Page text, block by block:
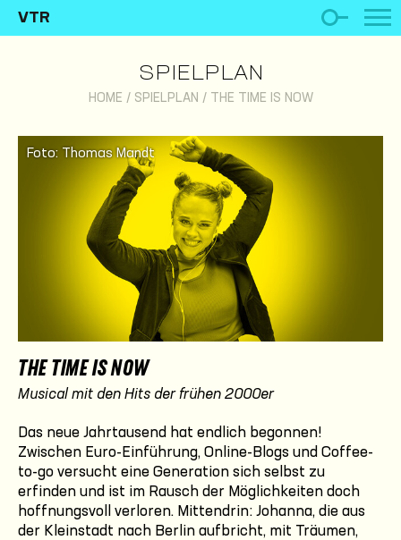
VTR
SPIELPLAN
HOME / SPIELPLAN / THE TIME IS NOW
Foto: Thomas Mandt
THE TIME IS NOW
Musical mit den Hits der frühen 2000er
Das neue Jahrtausend hat endlich begonnen!
Zwischen Euro-Einführung, Online-Blogs und Coffee-
to-go versucht eine Generation sich selbst zu
erfinden und ist im Rausch der Möglichkeiten doch
hoffnungsvoll verloren. Mittendrin: Johanna, die aus
der Kleinstadt nach Berlin aufbricht, mit Träumen,